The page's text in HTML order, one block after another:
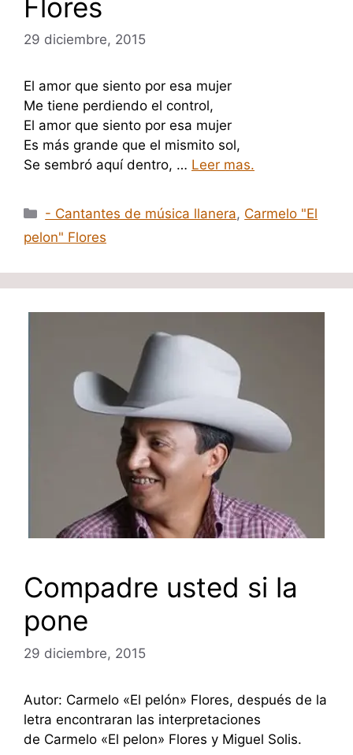
Flores
29 diciembre, 2015
El amor que siento por esa mujer
Me tiene perdiendo el control,
El amor que siento por esa mujer
Es más grande que el mismito sol,
Se sembró aquí dentro, … Leer mas.
Categorías
- Cantantes de música llanera, Carmelo "El
pelon" Flores
Compadre usted si la
pone
29 diciembre, 2015
Autor: Carmelo «El pelón» Flores, después de la
letra encontraran las interpretaciones
de Carmelo «El pelon» Flores y Miguel Solis.